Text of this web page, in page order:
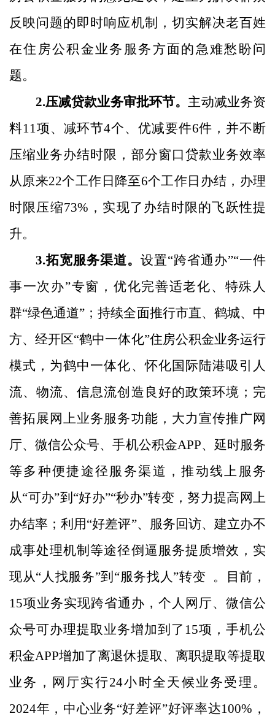
反映问题的即时响应机制，切实解决老百姓
在住房公积金业务服务方面的急难愁盼问
题。
2.压减贷款业务审批环节。 主动减业务资
料11项、减环节4个、优减要件6件，并不断
压缩业务办结时限，部分窗口贷款业务效率
从原来22个工作日降至6个工作日办结 ，办理
时限压缩73% ，实现了办结时限的飞跃性提
升。
3.拓宽服务渠道。 设置“跨省通办”“一件
事一次办”专窗，优化完善适老化、特殊人
群“绿色通道” ；持续全面推行市直、鹤城、中
方、经开区“鹤中一体化”住房公积金业务运行
模式，为鹤中一体化、怀化国际陆港吸引人
流、物流、信息流创造良好的政策环境 ； 完
善拓展网上业务服务功能，大力宣传推广网
厅、微信公众号、手机公积金APP、延时服务
等多种便捷途径服务渠道，推动线上服务
从“可办”到 “好办”“秒办”转变，努力提高网上
办结率；利用“好差评”、服务回访、建立办不
成事处理机制等途径倒逼服务提质增效，实
现从“人找服务”到 “服务找人”转变 。目前，
15项业务实现跨省通办，个人网厅、微信公
众号可办理提取业务增加到了 15项，手机公
积金APP增加了离退休提取、离职提取等提取
业务，网厅实行24小时全天候业务受理。
2024年，中心业务“好差评”好评率达100% ，